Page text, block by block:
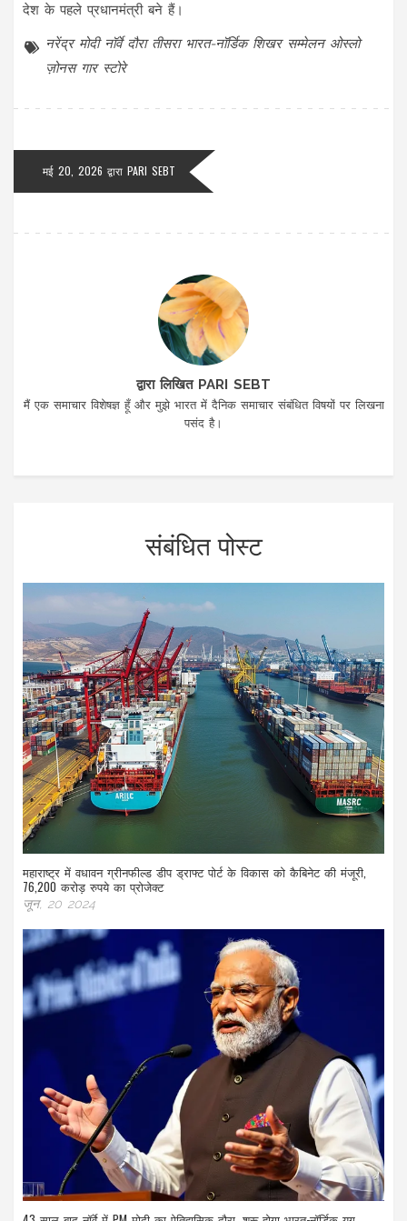
देश के पहले प्रधानमंत्री बने हैं।
नरेंद्र मोदी नॉर्वे दौरा तीसरा भारत-नॉर्डिक शिखर सम्मेलन ओस्लो
ज़ोनस गार स्टोरे
मई 20, 2026 द्वारा PARI SEBT
द्वारा लिखित PARI SEBT
मैं एक समाचार विशेषज्ञ हूँ और मुझे भारत में दैनिक समाचार संबंधित विषयों पर लिखना
पसंद है।
संबंधित पोस्ट
महाराष्ट्र में वधावन ग्रीनफील्ड डीप ड्राफ्ट पोर्ट के विकास को कैबिनेट की मंजूरी,
76,200 करोड़ रुपये का प्रोजेक्ट
जून, 20 2024